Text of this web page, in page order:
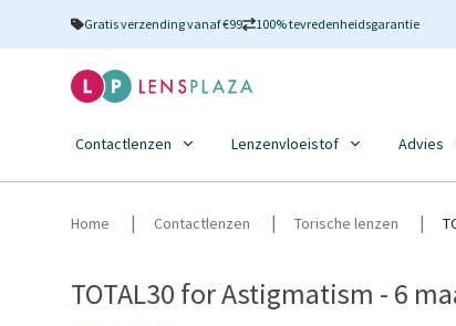
Gratis verzending vanaf €99 100% tevredenheidsgarantie
Contactlenzen Lenzenvloeistof Advies
Home Contactlenzen Torische lenzen
TOTAL30 for Astigmatism - 6